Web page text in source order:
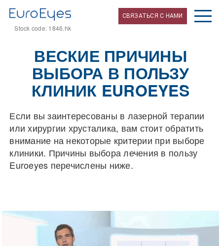
Stock code: 1846.hk
СВЯЗАТЬСЯ С НАМИ
ВЕСКИЕ ПРИЧИНЫ
ВЫБОРА В ПОЛЬЗУ
КЛИНИК EUROEYES
Если вы заинтересованы в лазерной терапии
или хирургии хрусталика, вам стоит обратить
внимание на некоторые критерии при выборе
клиники. Причины выбора лечения в пользу
Euroeyes перечислены ниже.